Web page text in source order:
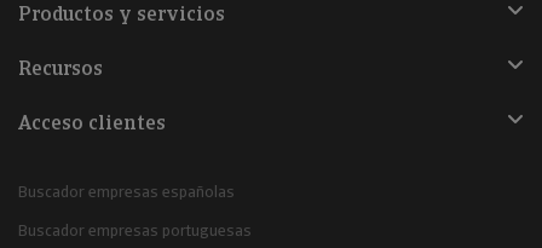
Productos y servicios
Recursos
Acceso clientes
Buscador empresas españolas
Buscador empresas portuguesas